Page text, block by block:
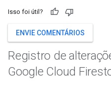
Isso foi útil?
ENVIE COMENTÁRIOS
Registro de
Google Cloud